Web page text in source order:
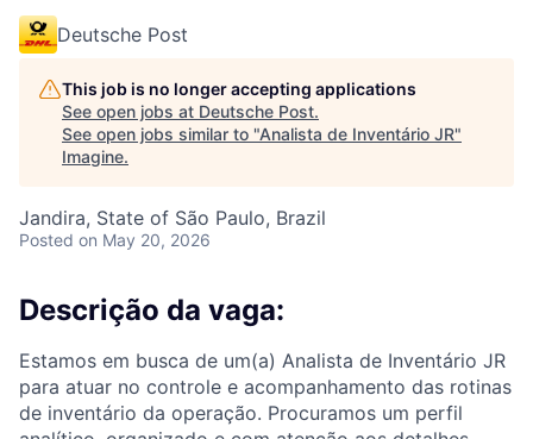
Deutsche Post
This job is no longer accepting applications
See open jobs at Deutsche Post.
See open jobs similar to "Analista de Inventário JR"
Imagine.
Jandira, State of São Paulo, Brazil
Posted on May 20, 2026
Descrição da vaga:
Estamos em busca de um(a) Analista de Inventário JR
para atuar no controle e acompanhamento das rotinas
de inventário da operação. Procuramos um perfil